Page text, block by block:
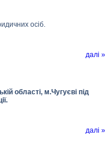
осіб.
далі »
області, м.Чугуєві під
далі »